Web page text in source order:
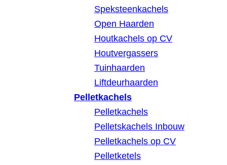
Speksteenkachels
Open Haarden
Houtkachels op CV
Houtvergassers
Tuinhaarden
Liftdeurhaarden
Pelletkachels
Pelletkachels
Pelletskachels Inbouw
Pelletkachels op CV
Pelletketels